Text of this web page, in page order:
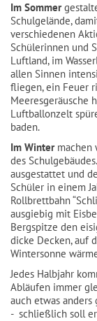
Im Sommer
Schulgelände,
verschiedenen
Schülerinnen und
Luftland, im
allen Sinnen
fliegen, ein Feuer
Meeresgeräusche
Luftballonzelt
baden.
Im Wintermachen
des
ausgestattet und
Schüler in einem
Rollbrettbahn
ausgiebig mit
Bergspitze den
dicke Decken, auf
Wintersonne
Jedes Halbjahr
Abläufen immer
auch etwas
- schließlich soll